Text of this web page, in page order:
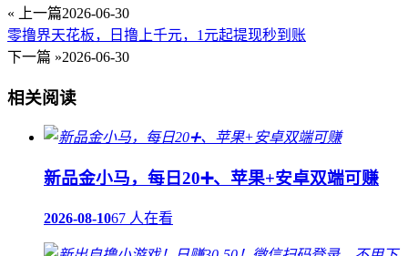
« 上一篇2026-06-30
零撸界天花板，日撸上千元，1元起提现秒到账
下一篇 »2026-06-30
相关阅读
新品金小马，每日20➕、苹果+安卓双端可赚
2026-08-1067 人在看